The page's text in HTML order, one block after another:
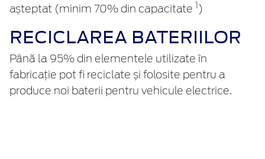
așteptat (minim 70% din capacitate
)
RECICLAREA BATERIILOR
Până la 95% din elementele utilizate în
fabricație pot fi reciclate și folosite pentru a
produce noi baterii pentru vehicule electrice.